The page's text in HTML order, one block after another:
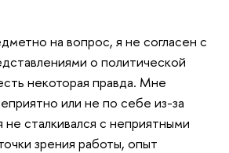
на вопрос, я не согласен с
о политической
некоторая правда. Мне
или не по себе из-за
не сталкивался с неприятными
зрения работы, опыт